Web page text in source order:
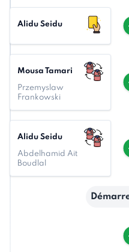
Alidu Seidu
Mousa Tamari
Przemyslaw
Frankowski
Alidu Seidu
Abdelhamid Ait
Boudlal